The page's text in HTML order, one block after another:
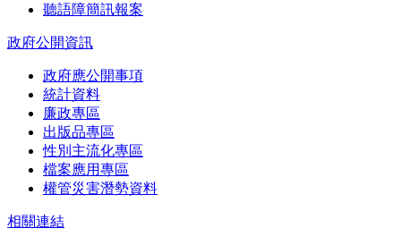
聽語障簡訊報案
政府公開資訊
政府應公開事項
統計資料
廉政專區
出版品專區
性別主流化專區
檔案應用專區
權管災害潛勢資料
相關連結